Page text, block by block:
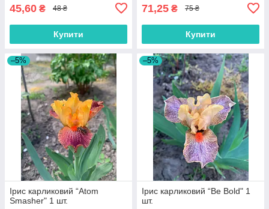
45,60 ₴ 48 ₴
Купити
71,25 ₴ 75 ₴
Купити
–5%
Ірис карликовий “Atom
Smasher" 1 шт.
–5%
Ірис карликовий “Be Bold" 1
шт.